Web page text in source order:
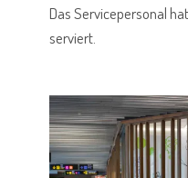
Das Servicepersonal
serviert.